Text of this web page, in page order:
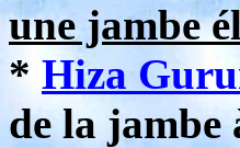
une jambe
* Hiza
de la jambe